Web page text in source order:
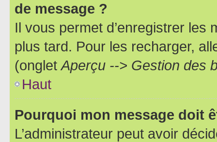
de message ?
Il vous permet d’enregistrer
plus tard. Pour les recharger,
(ongletAperçu --> Gestion des
Haut
Pourquoi mon message doit
L’administrateur peut avoir